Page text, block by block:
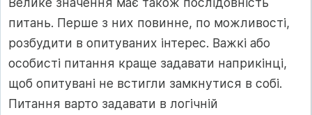
питань. Перше з них повинне, по можливості,
розбудити в опитуваних інтерес. Важкі або
особисті питання краще задавати наприкінці,
щоб опитувані не встигли замкнутися в собі.
Питання варто задавати в логічній